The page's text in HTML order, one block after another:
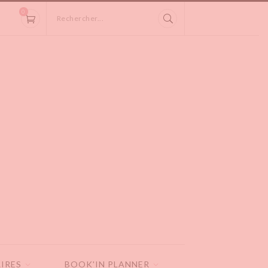
Rechercher...
0
BOOK'IN PLANNER